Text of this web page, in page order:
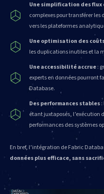
Une simplification des flux
complexes pour transférer
vers les plateformes
Une optimisation des
les duplications inutiles et la
Une accessibilité accrue:
experts en données pourront
Database.
Des performances stables
étant juxtaposés, l’exécution
performances des systèmes
En bref, l’intégration de Fabric
données plus efficace, sans